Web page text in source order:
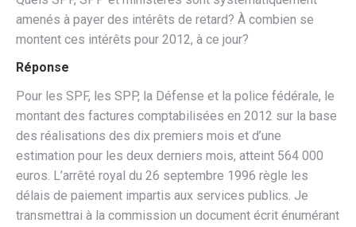
amenés à payer des intérêts de retard? À combien se
montent ces intérêts pour 2012, à ce jour?
Réponse
Pour les SPF, les SPP, la Défense et la police fédérale, le
montant des factures comptabilisées en 2012 sur la base
des réalisations des dix premiers mois et d’une
estimation pour les deux derniers mois, atteint 564 000
euros. L’arrêté royal du 26 septembre 1996 règle les
délais de paiement impartis aux services publics. Je
transmettrai à la commission un document écrit énumérant